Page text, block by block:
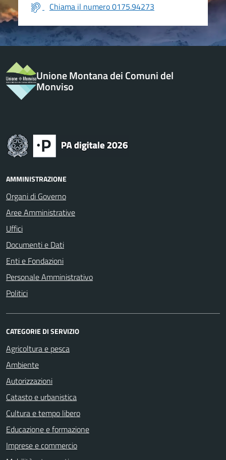
Chiama il numero 0175.94273
Unione Montana dei Comuni del
Monviso
AMMINISTRAZIONE
Organi di Governo
Aree Amministrative
Uffici
Documenti e Dati
Enti e Fondazioni
Personale Amministrativo
Politici
CATEGORIE DI SERVIZIO
Agricoltura e pesca
Ambiente
Autorizzazioni
Catasto e urbanistica
Cultura e tempo libero
Educazione e formazione
Imprese e commercio